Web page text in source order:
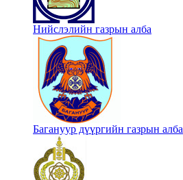
Нийслэлийн газрын алба
Багануур дүүргийн газрын алба